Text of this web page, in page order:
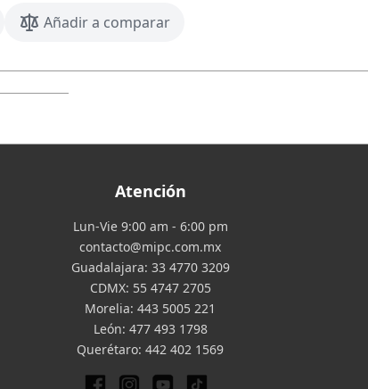
Añadir a comparar
Atención
Lun-Vie 9:00 am - 6:00 pm
contacto@mipc.com.mx
Guadalajara: 33 4770 3209
CDMX: 55 4747 2705
Morelia: 443 5005 221
León: 477 493 1798
Querétaro: 442 402 1569